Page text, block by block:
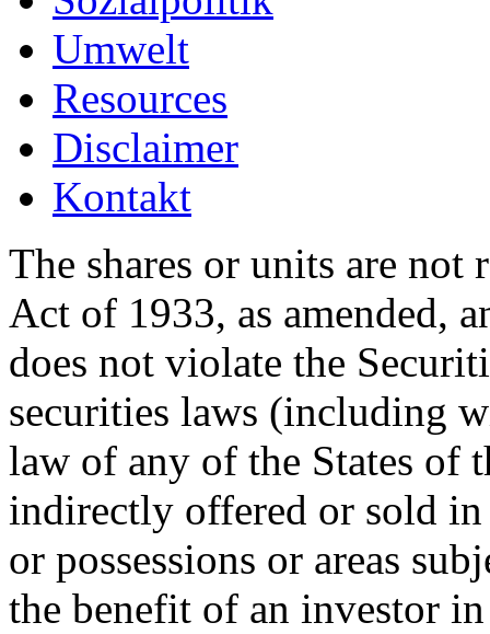
Umwelt
Resources
Disclaimer
Kontakt
The shares or units are not
Act of 1933, as amended,
does not violate the
securities laws (including
law of any of the States of
indirectly offered or sold
or possessions or areas
the benefit of an investor